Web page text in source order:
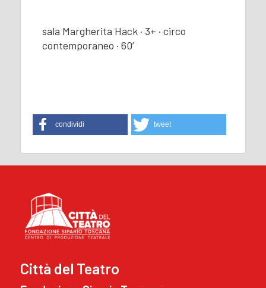
sala Margherita Hack · 3+ · circo
contemporaneo · 60’
condividi tweet
Città del Teatro